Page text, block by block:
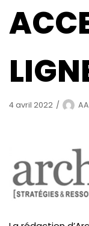
4 avril 2022